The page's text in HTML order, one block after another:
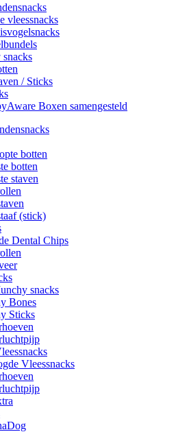
vleessnacks
/ Sticks
Aware Boxen samengesteld
botten
botten
staven
(stick)
Dental Chips
snacks
Bones
Sticks
Vleessnacks